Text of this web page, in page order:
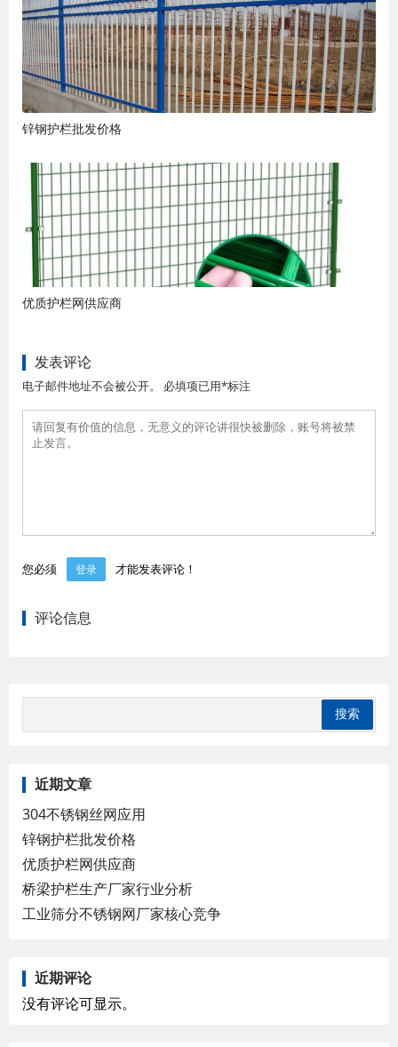
锌钢护栏批发价格
优质护栏网供应商
发表评论
电子邮件地址不会被公开。 必填项已用*标注
您必须 登录 才能发表评论！
评论信息
近期文章
304不锈钢丝网应用
锌钢护栏批发价格
优质护栏网供应商
桥梁护栏生产厂家行业分析
工业筛分不锈钢网厂家核心竞争
近期评论
没有评论可显示。